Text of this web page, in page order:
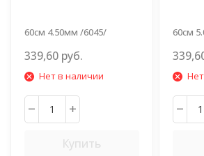
60см 4.50мм /6045/
339,60 руб.
Нет в наличии
Купить
60см